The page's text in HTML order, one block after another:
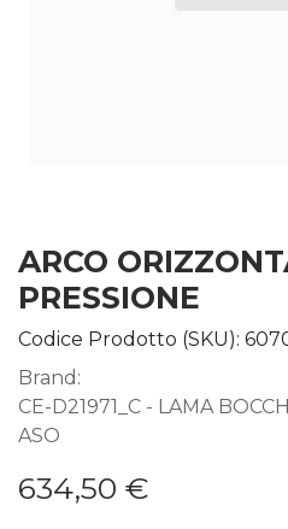
ARCO
PRESSIONE
Codice Prodotto (SKU):
Brand:
CE-D21971_C - LAMA
ASO
634,50 €